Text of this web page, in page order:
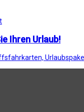
Ihren Urlaub!